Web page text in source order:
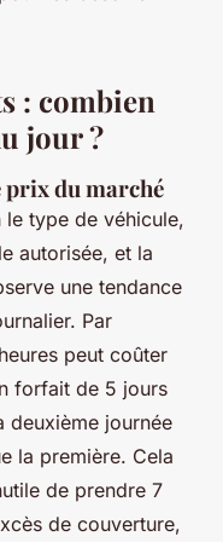
: combien
jour ?
du marché
le type de véhicule,
autorisée, et la
une tendance
Par
peut coûter
forfait de 5 jours
deuxième journée
la première. Cela
de prendre 7
de couverture,